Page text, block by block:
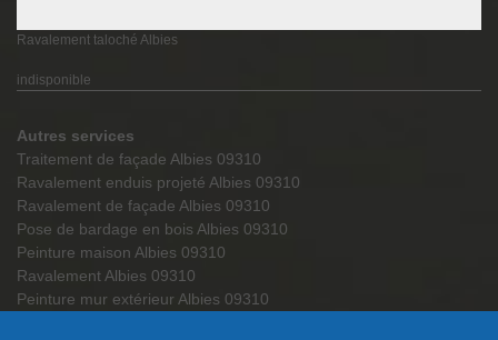
Ravalement taloché Albies
indisponible
Autres services
Traitement de façade Albies 09310
Ravalement enduis projeté Albies 09310
Ravalement de façade Albies 09310
Pose de bardage en bois Albies 09310
Peinture maison Albies 09310
Ravalement Albies 09310
Peinture mur extérieur Albies 09310